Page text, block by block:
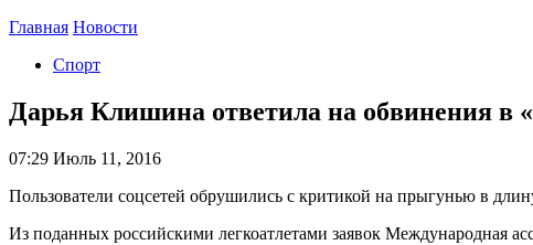
Главная Новости
Спорт
Дарья Клишина ответила на обвинения в
07:29 Июль 11, 2016
Пользователи соцсетей обрушились с критикой на прыгунью в
Из поданных российскими легкоатлетами заявок Международная